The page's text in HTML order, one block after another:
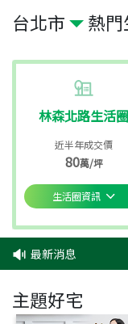
台北市 熱
林森北路生活圈
近半年成交價
80萬/坪
生活圈資訊
最新消息
主題好宅